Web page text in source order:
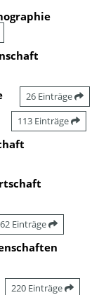
26 Einträge
113 Einträge
Einträge
220 Einträge